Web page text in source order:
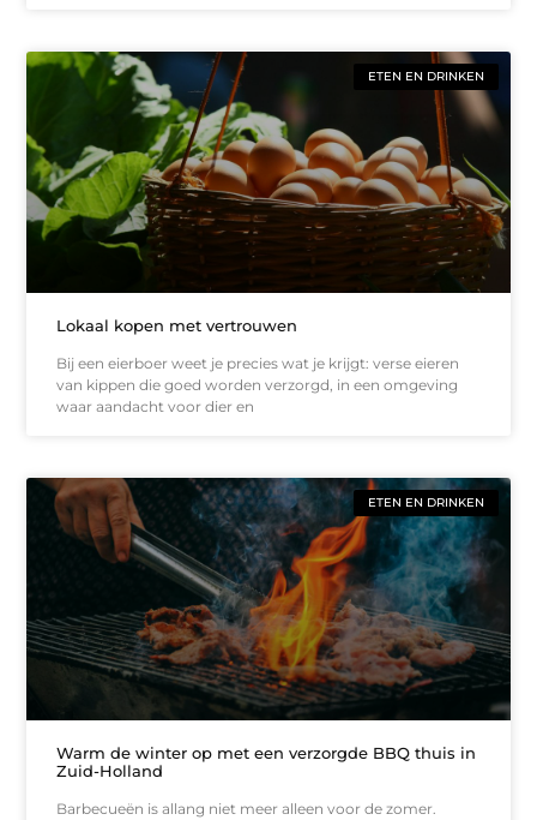
ETEN EN DRINKEN
Lokaal kopen met vertrouwen
Bij een eierboer weet je precies wat je krijgt: verse eieren
van kippen die goed worden verzorgd, in een omgeving
waar aandacht voor dier en
ETEN EN DRINKEN
Warm de winter op met een verzorgde BBQ thuis in
Zuid-Holland
Barbecueën is allang niet meer alleen voor de zomer.